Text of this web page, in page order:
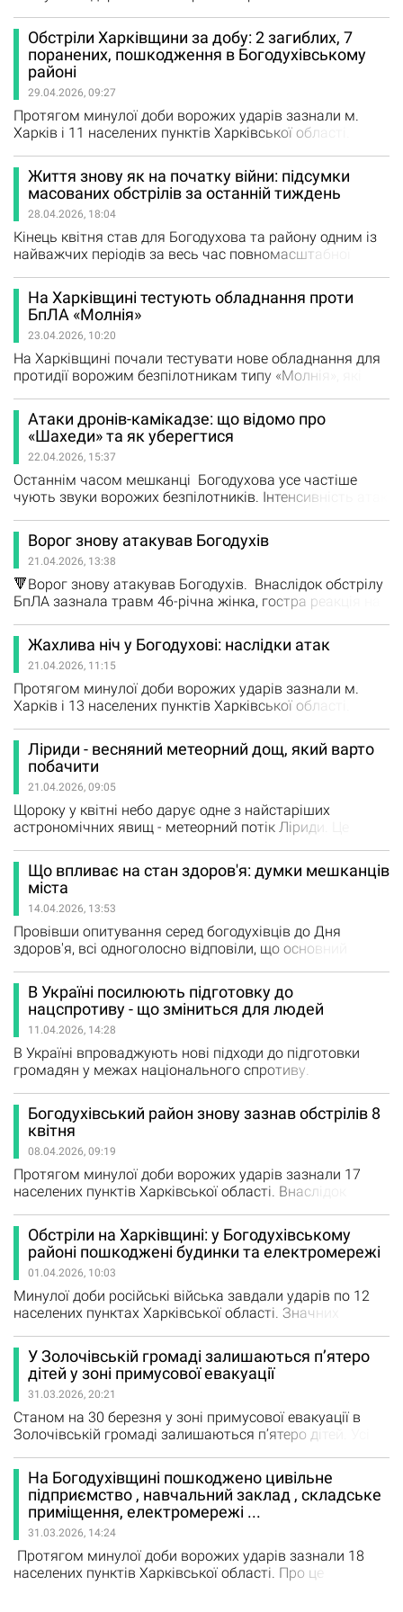
приміщення і цех. Після удару по медичну допомогу
звернулися працівники підприємства. За інформацією
обласної прокуратури, атака сталася близько 10:00,
попередньо із застосуванням БпЛА типу «Молнія».
Спочатку повідомлялося…
Обстріли Харківщини за добу: 2 загиблих, 7
поранених, пошкодження в Богодухівському
районі
29.04.2026, 09:27
Протягом минулої доби ворожих ударів зазнали м.
Харків і 11 населених пунктів Харківської області.
постраждали. У м. Чугуїв загинули 74-річний і 54-
річний чоловіки, зазнала поранень 46-річна жінка; у с.
Котляри Безлюдівської громади постраждали 50-
річний і 60-річний чоловіки та 56-річна і 76-річна жінки;
у м. Харків…
Життя знову як на початку війни: підсумки
масованих обстрілів за останній тиждень
28.04.2026, 18:04
Кінець квітня став для Богодухова та району одним із
найважчих періодів за весь час повномасштабної
для багатьох змінили його назавжди. Здавалося, що за
ці роки мешканці вже призвичаїлися до нових умов,
але така потужна й раптова атака стала повною
несподіванкою. Люди пережили страх, розгубленість,…
На Харківщині тестують обладнання проти
БпЛА «Молнія»
23.04.2026, 10:20
На Харківщині почали тестувати нове обладнання для
протидії ворожим безпілотникам типу «Молнія», які
відомо За інформацією Objectiv.tv, спеціальне
обладнання вже встановлюють у регіоні. Його головна
мета - перевірити ефективність у боротьбі з БпЛА,
після чого ухвалять рішення щодо можливого
масштабного…
Атаки дронів-камікадзе: що відомо про
«Шахеди» та як уберегтися
22.04.2026, 15:37
Останнім часом мешканці Богодухова усе частіше
чують звуки ворожих безпілотників. Інтенсивність атак
раніше. Однією з головних загроз залишаються дрони-
камікадзе типу «Шахед». Що таке «Шахеди» та інші
дрони Так звані «Шахеди» - це іранські безпілотники,
зокрема модель…
Ворог знову атакував Богодухів
21.04.2026, 13:38
🔻Ворог знову атакував Богодухів. Внаслідок обстрілу
БпЛА зазнала травм 46-річна жінка, гостра реакція на
необхідну допомогу. Пошкоджено два житлові
будинки, господарчу споруду. Профільні служби
усувають наслідки обстрілу. За інформацією Олега
Синєгубова, голови ХОВА
Жахлива ніч у Богодухові: наслідки атак
21.04.2026, 11:15
Протягом минулої доби ворожих ударів зазнали м.
Харків і 13 населених пунктів Харківської області.
Богодухівському районі пошкоджено 2 приватні
будинки, АЗС, 2 автомобілі, електромережі, інтернатний
заклад, теплицю, магазин (м. Богодухів), приватний
будинок, господарчу споруду (с. Сінне), 2 приватні
будинки, цивільне підприємство…
Ліриди - весняний метеорний дощ, який варто
побачити
21.04.2026, 09:05
Щороку у квітні небо дарує одне з найстаріших
астрономічних явищ - метеорний потік Ліриди. Це
навіть без спеціального обладнання. Що таке Ліриди
Ліриди - це метеорний потік, який виникає, коли Земля
проходить крізь слід пилу, залишений кометою C/1861
G1 (Thatcher). Частинки згорають в атмосфері,
утворюючи яскраві «падаючі…
Що впливає на стан здоров'я: думки мешканців
міста
14.04.2026, 13:53
Провівши опитування серед богодухівців до Дня
здоров'я, всі одноголосно відповіли, що основний
обстріли та війна. Тому у соціальних мереж, ми теж
провели невеличкі опитування, щоб дізнатися, що ще
на думку жителів впливає на здоров'я українців і
богодухівців. У Телеграм 66% та Фейсбук 56% -…
В Україні посилюють підготовку до
нацспротиву - що зміниться для людей
11.04.2026, 14:28
В Україні впроваджують нові підходи до підготовки
громадян у межах національного спротиву.
Володимиром Зеленським 10 квітня 2026 року,
передбачає низку змін, які торкнуться як молоді, так і
дорослого населення. Головна мета нововведень -
підвищити готовність суспільства до можливих загроз
та навчити людей діяти в умовах…
Богодухівський район знову зазнав обстрілів 8
квітня
08.04.2026, 09:19
Протягом минулої доби ворожих ударів зазнали 17
населених пунктів Харківської області. Внаслідок
Краснокутської громади постраждав 40-річний чоловік;
у с.Високе Золочівської громади постраждала 50-річна
жінка. Зазначає Олег Синєгубов. У Богодухівському
районі пошкоджено приватний будинок (с.Високе),
складське приміщення…
Обстріли на Харківщині: у Богодухівському
районі пошкоджені будинки та електромережі
01.04.2026, 10:03
Минулої доби російські війська завдали ударів по 12
населених пунктах Харківської області. Значних
Богодухівського району. У Золочеві пошкоджено
електромережі та автомобіль. Також руйнувань
зазнали житлові будинки у селах Лютівка, Світличне та
Клинова-Новоселівка. Загалом протягом доби
російська армія активно застосовувала…
У Золочівській громаді залишаються п’ятеро
дітей у зоні примусової евакуації
31.03.2026, 20:21
Станом на 30 березня у зоні примусової евакуації в
Золочівській громаді залишаються п’ятеро дітей. Усі
атакують майже щодня протягом останнього тижня.
Про це повідомив Суспільному начальник Золочівської
селищної військової адміністрації Віктор Коваленко. За
його словами, ще два тижні тому у громаді…
На Богодухівщині пошкоджено цивільне
підприємство , навчальний заклад , складське
приміщення, електромережі ...
31.03.2026, 14:24
Протягом минулої доби ворожих ударів зазнали 18
населених пунктів Харківської області. Про це